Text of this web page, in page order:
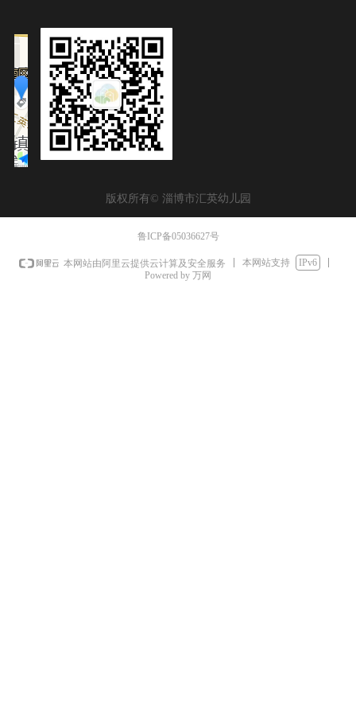
版权所有© 淄博市汇英幼儿园
鲁ICP备05036627号
本网站由阿里云提供云计算及安全服务 本网站支持
IPv6
Powered by 万网